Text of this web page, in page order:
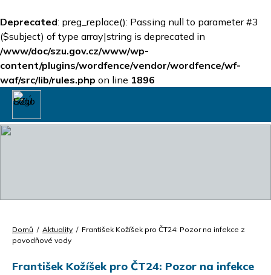
Deprecated: preg_replace(): Passing null to parameter #3
($subject) of type array|string is deprecated in
/www/doc/szu.gov.cz/www/wp-
content/plugins/wordfence/vendor/wordfence/wf-
waf/src/lib/rules.php on line 1896
Domů / Aktuality / František Kožíšek pro ČT24: Pozor na infekce z
povodňové vody
František Kožíšek pro ČT24: Pozor na infekce